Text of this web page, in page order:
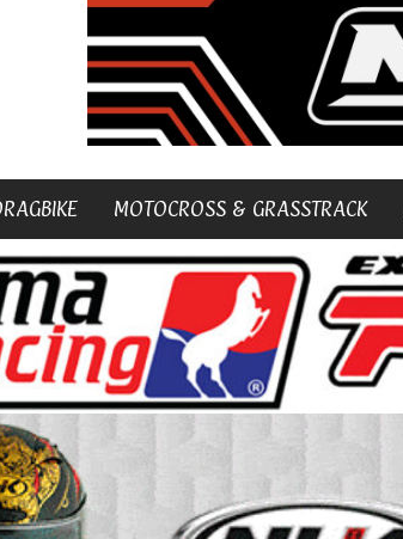
MOTOCROSS & GRASSTRACK